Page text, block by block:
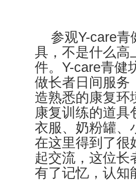
参观Y-care青
具，不是什么高
件。Y-care青健
做长者日间服务
造熟悉的康复环
康复训练的道
衣服、奶粉罐、
在这里得到了很
起交流，这位长
有了记忆，认知